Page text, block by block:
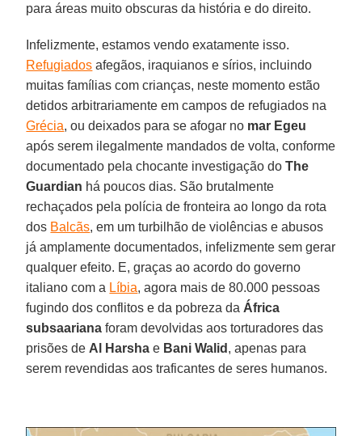
para áreas muito obscuras da história e do direito.
Infelizmente, estamos vendo exatamente isso.
Refugiados afegãos, iraquianos e sírios, incluindo
muitas famílias com crianças, neste momento estão
detidos arbitrariamente em campos de refugiados na
Grécia, ou deixados para se afogar no mar Egeu
após serem ilegalmente mandados de volta, conforme
documentado pela chocante investigação doThe
Guardian há poucos dias. São brutalmente
rechaçados pela polícia de fronteira ao longo da rota
dos Balcãs, em um turbilhão de violências e abusos
já amplamente documentados, infelizmente sem gerar
qualquer efeito. E, graças ao acordo do governo
italiano com a Líbia, agora mais de 80.000 pessoas
fugindo dos conflitos e da pobreza da África
subsaariana foram devolvidas aos torturadores das
prisões de Al Harsha e Bani Walid , apenas para
serem revendidas aos traficantes de seres humanos.